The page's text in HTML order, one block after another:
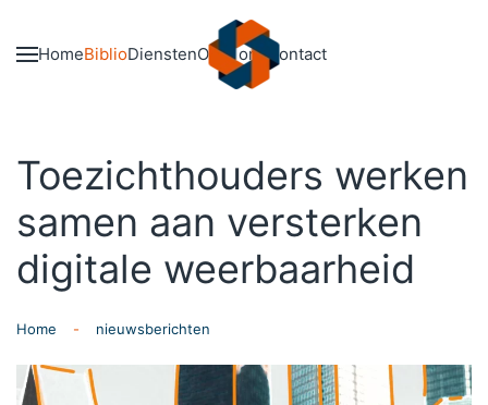
Skip to main content
HomeBiblioDienstenOver onsContact
Toezichthouders werken
samen aan versterken
digitale weerbaarheid
Home nieuwsberichten